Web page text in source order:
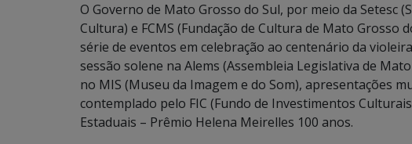
O Governo de Mato Grosso do Sul, por meio da Setesc
Cultura) e FCMS (Fundação de Cultura de Mato Grosso
série de eventos em celebração ao centenário da
sessão solene na Alems (Assembleia Legislativa de
no MIS (Museu da Imagem e do Som), apresentações
contemplado pelo FIC (Fundo de Investimentos
Estaduais – Prêmio Helena Meirelles 100 anos.